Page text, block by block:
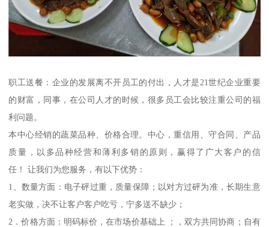
职工送餐：企业的发展离不开员工的付出，人才是21世纪企业重要
的财富，同事，在公司人才的时候，很多员工会比较注重公司的福
利问题。
本中心经销的蔬菜品种、价格合理。中心，重信用、守合同、产品
质量，以多品种经营和薄利多销的原则，赢得了广大客户的信
任！ 让我们为您服务，有以下优势：
1、数量方面：电子砰过重，质量保障；以对方过砰为准，长期生意
老实做，决不让客户客户吃亏，宁多送不缺少；
2．价格方面：明码标价，在市场价基础上 ；，双方共同协商；自有